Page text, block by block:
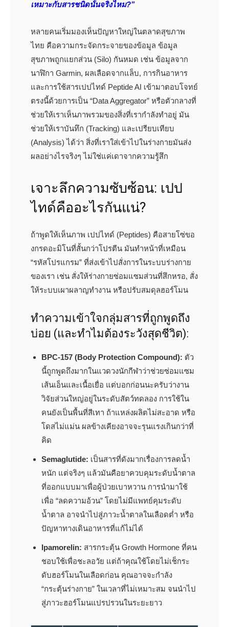
เหมาะกับสารชนิดนั้นจริงไหม?”
หลายคนเริ่มมองเห็นปัญหาใหญ่ในตลาดสุขภาพ
ไทย คือความกระจัดกระจายของข้อมูล ข้อมูล
สุขภาพถูกแยกส่วน (Silo) กันหมด เช่น ข้อมูลจาก
นาฬิกา Garmin, ผลเลือดจากแล็บ, การกินอาหาร
และการใช้สารเปปไทด์ Peptide AI เข้ามาตอบโจทย์
ตรงนี้ด้วยการเป็น “Data Aggregator” หรือตัวกลางที่
ช่วยให้เราเห็นภาพรวมของสิ่งที่เรากำลังทำอยู่ มัน
ช่วยให้เราบันทึก (Tracking) และเปรียบเทียบ
(Analysis) ได้ว่า สิ่งที่เราใส่เข้าไปในร่างกายมันส่ง
ผลอย่างไรจริงๆ ไม่ใช่แค่เดาจากความรู้สึก
เจาะลึกความซับซ้อน: เปป
ไทด์คืออะไรกันแน่?
ถ้าพูดให้เห็นภาพ เปปไทด์ (Peptides) คือสายโซ่ขอ
งกรดอะมิโนที่สั้นกว่าโปรตีน มันทำหน้าที่เหมือน
“รหัสโปรแกรม” ที่ส่งเข้าไปสั่งการในระบบร่างกาย
ของเรา เช่น สั่งให้ร่างกายซ่อมแซมส่วนที่สึกหรอ, สั่ง
ให้ระบบเผาผลาญทำงาน หรือปรับสมดุลฮอร์โมน
ทำความเข้าใจกลุ่มสารที่ถูกพูดถึง
บ่อย (และทำไมต้องระวังสุดชีวิต):
BPC-157 (Body Protection Compound): ตัว
นี้ถูกพูดถึงมากในแวดวงนักกีฬาว่าช่วยซ่อมแซม
เส้นเอ็นและเนื้อเยื่อ แต่บอกก่อนนะครับว่างาน
วิจัยส่วนใหญ่อยู่ในระดับสัตว์ทดลอง การใช้ใน
คนยังเป็นพื้นที่สีเทา ถ้าแหล่งผลิตไม่สะอาด หรือ
โดสไม่แม่น ผลข้างเคียงอาจจะรุนแรงเกินกว่าที่
คิด
Semaglutide: เป็นสารที่ดังมากเรื่องการลดน้ำ
หนัก แต่จริงๆ แล้วมันคือยาควบคุมระดับน้ำตาล
ที่ออกแบบมาเพื่อผู้ป่วยเบาหวาน การนำมาใช้
เพื่อ “ลดความอ้วน” โดยไม่มีแพทย์คุมระดับ
น้ำตาล อาจนำไปสู่ภาวะน้ำตาลในเลือดต่ำ หรือ
ปัญหาทางเดินอาหารที่แก้ไม่ได้
Ipamorelin: สารกระตุ้น Growth Hormone ที่คน
ชอบใช้เพื่อชะลอวัย แต่ถ้าคุณใช้โดยไม่เช็กระ
ดับฮอร์โมนในเลือดก่อน คุณอาจจะกำลัง
“กระตุ้นร่างกาย” ในเวลาที่ไม่เหมาะสม จนนำไป
สู่ภาวะฮอร์โมนแปรปรวนในระยะยาว